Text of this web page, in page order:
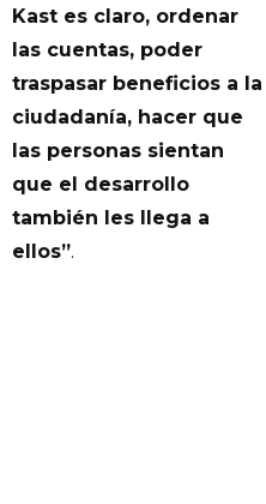
Kast es claro, ordenar
las cuentas, poder
traspasar beneficios a la
ciudadanía, hacer que
las personas sientan
que el desarrollo
también les llega a
ellos”.